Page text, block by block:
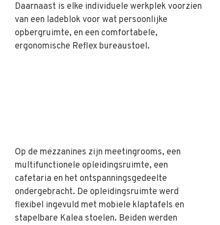
Daarnaast is elke individuele werkplek voorzien
van een ladeblok voor wat persoonlijke
opbergruimte, en een comfortabele,
ergonomische Reflex bureaustoel.
Op de mezzanines zijn meetingrooms, een
multifunctionele opleidingsruimte, een
cafetaria en het ontspanningsgedeelte
ondergebracht. De opleidingsruimte werd
flexibel ingevuld met mobiele klaptafels en
stapelbare Kalea stoelen. Beiden werden